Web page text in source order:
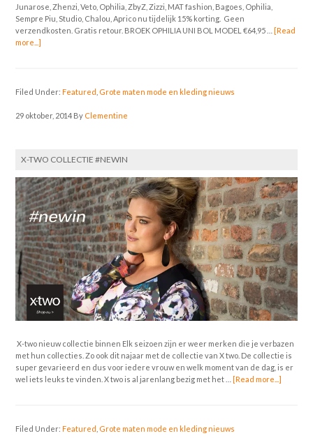
Junarose, Zhenzi, Veto, Ophilia, ZbyZ, Zizzi, MAT fashion, Bagoes, Ophilia,
Sempre Piu, Studio, Chalou, Aprico nu tijdelijk 15% korting. Geen
verzendkosten. Gratis retour. BROEK OPHILIA UNI BOL MODEL €64,95 …[Read
more...]
Filed Under:Featured Grote maten mode en kleding nieuws
29 oktober, 2014 By Clementine
X-TWO COLLECTIE #NEWIN
X-two nieuw collectie binnen Elk seizoen zijn er weer merken die je verbazen
met hun collecties. Zo ook dit najaar met de collectie van X two. De collectie is
super gevarieerd en dus voor iedere vrouw en welk moment van de dag, is er
wel iets leuks te vinden. X two is al jarenlang bezig met het …
[Read more...]
Filed Under:Featured Grote maten mode en kleding nieuws